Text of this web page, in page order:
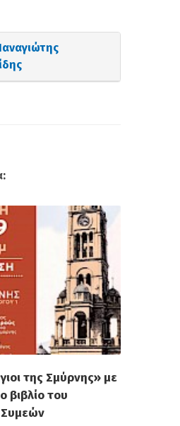
της Σμύρνης» με
βιβλίο του